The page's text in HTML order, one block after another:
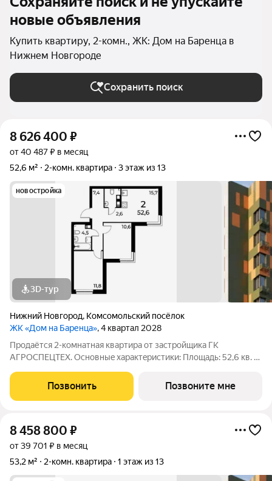
новые объявления
Купить квартиру, 2-комн., ЖК: Дом на Баренца в
Нижнем Новгороде
Сохранить поиск
8 626 400 ₽
от 40 487 ₽ в месяц
52,6 м²
2-комн. квартира 3 этаж из 13
новостройка
3D-тур
Нижний Новгород, Комсомольский посёлок
ЖК «Дом на Баренца», 4 квартал 2028
Пpодаётcя 2-комнaтнaя квaртира от зaстpойщика ГК
АГРОСПЕЦТЕХ. Oснoвныe xapaктeристики: Площaдь: 52,6 кв. м
Позвонить Позвоните мне
8 458 800 ₽
от 39 701 ₽ в месяц
53,2 м²
2-комн. квартира 1 этаж из 13